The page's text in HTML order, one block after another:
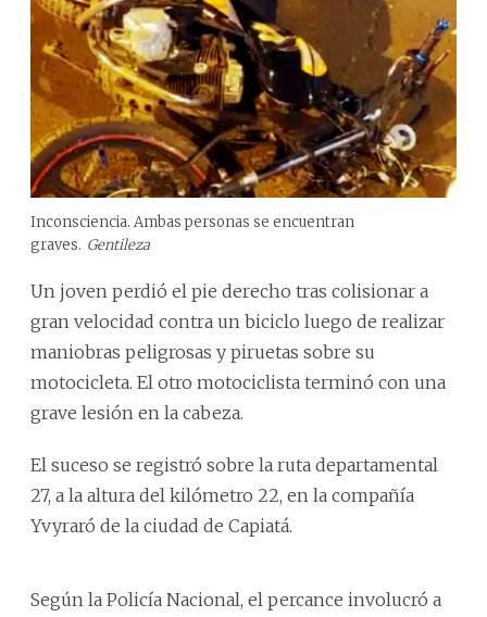
Inconsciencia. Ambas personas se encuentran
graves. Gentileza
Un joven perdió el pie derecho tras colisionar a
gran velocidad contra un biciclo luego de realizar
maniobras peligrosas y piruetas sobre su
motocicleta. El otro motociclista terminó con una
grave lesión en la cabeza.
El suceso se registró sobre la ruta departamental
27, a la altura del kilómetro 22, en la compañía
Yvyraró de la ciudad de Capiatá.
Según la Policía Nacional, el percance involucró a